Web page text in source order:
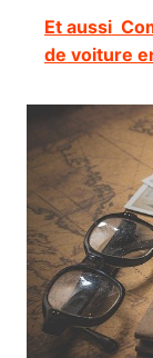
Et aussi
de voiture